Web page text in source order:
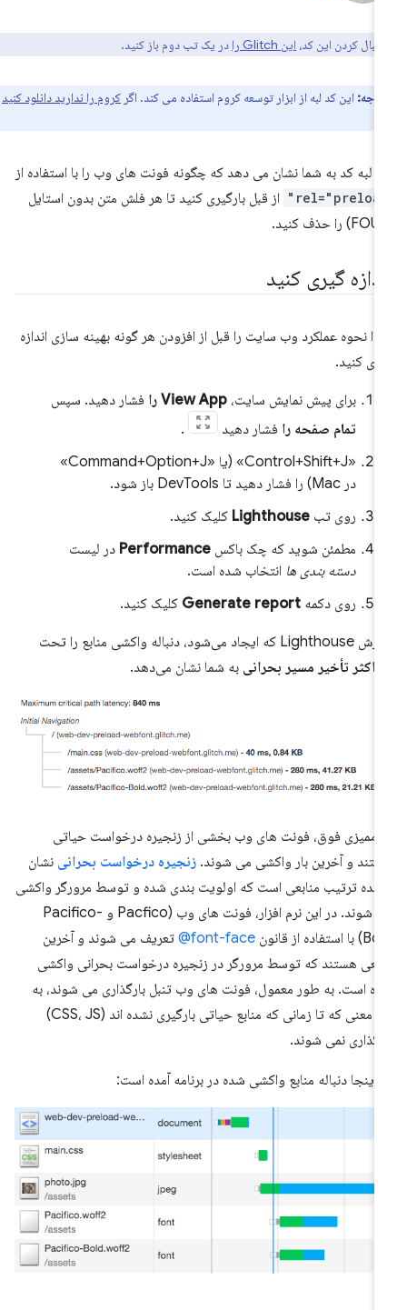
کردن این کد،این Glitch را در یک تب دوم باز کنید.
این کد لبه از ابزار توسعه کروم استفاده می کند. اگرکروم را ندارید دانلود کنید
لبه کد به شما نشان می دهد که چگونه فونت های وب را با استفاده از
از قبل بارگیری کنید تا هر فلش متن بدون استایل
گیری کنید
نحوه عملکرد وب سایت را قبل از افزودن هر گونه بهینه سازی اندازه
کنید.
برای پیش نمایش سایت،View App را
فشار دهید. سپس
تمام صفحه رافشار دهید
.
«Control+Shift+J» (یا «Command+Option+J»
روی تب Lighthouseکلیک کنید.
مطمئن شوید که چک باکسPerformanceدر لیست
دسته بندی هاانتخاب شده است.
روی دکمهGenerate reportکلیک کنید.
تأخیر مسیر بحرانیبه شما نشان می‌دهد.
ممیزی فوق، فونت های وب بخشی از زنجیره درخواست حیاتی
و آخرین بار واکشی می شوند.زنجیره درخواست بحرانینشان
ترتیب منابعی است که اولویت بندی شده و توسط مرورگر واکشی
می شوند. در این نرم افزار، فونت های وب (Pacfico و Pacifico-
font-face@
تعریف می شوند و آخرین
هستند که توسط مرورگر در زنجیره درخواست بحرانی واکشی
است. به طور معمول، فونت های وب تنبل بارگذاری می شوند، به
این معنی که تا زمانی که منابع حیاتی بارگیری نشده اند (CSS، JS)
نمی شوند.
اینجا دنباله منابع واکشی شده در برنامه آمده است: